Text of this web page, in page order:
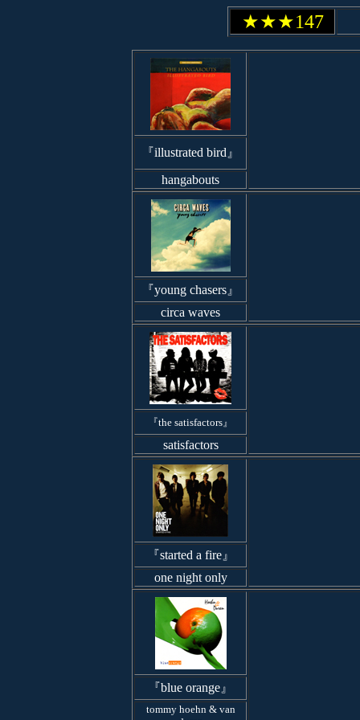
★★★147
『illustrated bird』
hangabouts
『young chasers』
circa waves
『the satisfactors』
satisfactors
『started a fire』
one night only
『blue orange』
tommy hoehn & van